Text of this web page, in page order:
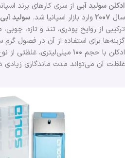
ادکلن سولید آبی از سری کارهای برند
سال 2007 وارد بازار اسپانیا شد. سولید
ترکیبی از روایح پودری، تند و تازه،
گزینه‌ها برای استفاده از آن در فصول
ادکلن با حجم ۱۰۰ میلی‌لیتری، غلظتی از
غلظت آن می‌تواند مدت ماندگاری زیادی